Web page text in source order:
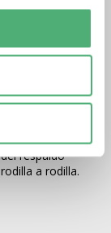
fular portabebés
combinada con
los Mei Tai
respaldo
respaldo
a rodilla.